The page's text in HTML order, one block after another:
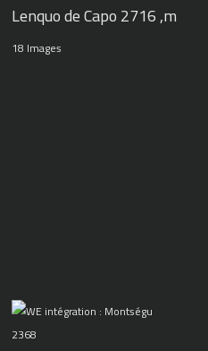
Lenquo de Capo 2716 ,m
18 Images